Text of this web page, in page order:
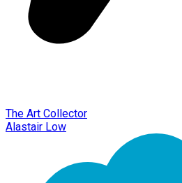
The Art Collector
Alastair Low